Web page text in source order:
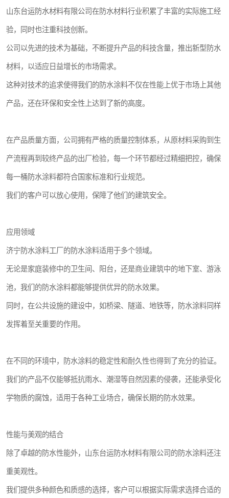
山东台运防水材料有限公司在防水材料行业积累了丰富的实际施工经
验，同时也注重科技创新。
公司以先进的技术为基础，不断提升产品的科技含量，推出新型防水
材料，以适应日益增长的市场需求。
这种对技术的追求使得我们的防水涂料不仅在性能上优于市场上其他
产品，还在环保和安全性上达到了新的高度。
在产品质量方面，公司拥有严格的质量控制体系，从原材料采购到生
产流程再到较终产品的出厂检验，每一个环节都经过精细把控，确保
每一桶防水涂料都符合国家标准和行业规范。
我们的客户可以放心使用，保障了他们的建筑安全。
应用领域
济宁防水涂料工厂的防水涂料适用于多个领域。
无论是家庭装修中的卫生间、阳台，还是商业建筑中的地下室、游泳
池，我们的防水涂料都能够提供优异的防水效果。
同时，在公共设施的建设中，如桥梁、隧道、地铁等，防水涂料同样
发挥着至关重要的作用。
在不同的环境中，防水涂料的稳定性和耐久性也得到了充分的验证。
我们的产品不仅能够抵抗雨水、潮湿等自然因素的侵袭，还能承受化
学物质的腐蚀，适用于各种工业场合，确保长期的防水效果。
性能与美观的结合
除了卓越的防水性能外，山东台运防水材料有限公司的防水涂料还注
重美观性。
我们提供多种颜色和质感的选择，客户可以根据实际需求选择合适的